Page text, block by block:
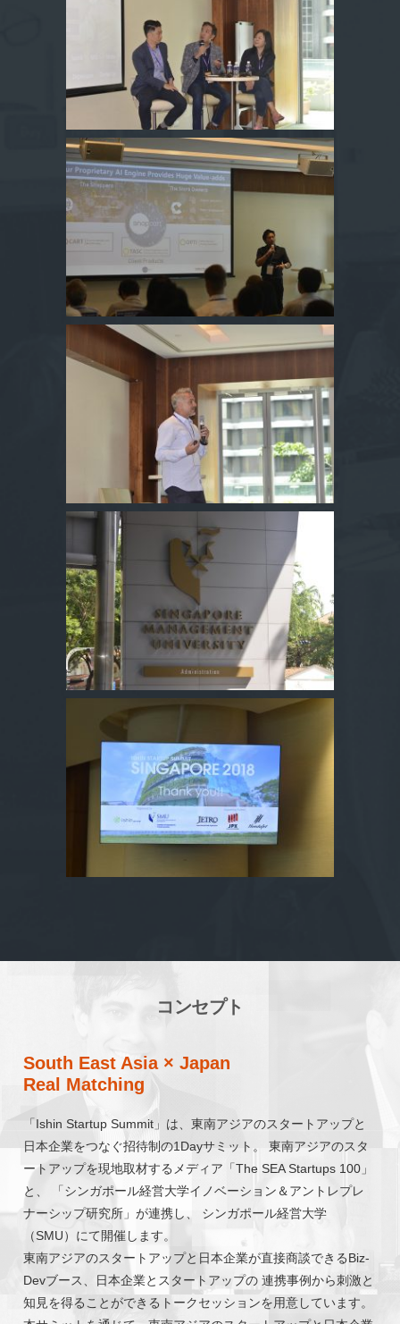
コンセプト
South East Asia × Japan
Real Matching
「Ishin Startup Summit」は、東南アジアのスタートアップと
日本企業をつなぐ招待制の1Dayサミット。 東南アジアのスタ
ートアップを現地取材するメディア「The SEA Startups 100」
と、 「シンガポール経営大学イノベーション＆アントレプレ
ナーシップ研究所」が連携し、 シンガポール経営大学
（SMU）にて開催します。
東南アジアのスタートアップと日本企業が直接商談できるBiz-
Devブース、日本企業とスタートアップの 連携事例から刺激と
知見を得ることができるトークセッションを用意しています。